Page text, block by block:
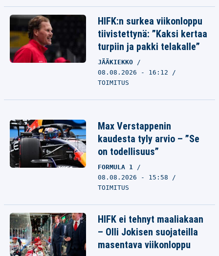
HIFK:n surkea viikonloppu
tiivistettynä: ”Kaksi kertaa
turpiin ja pakki telakalle”
JÄÄKIEKKO
08.08.2026 - 16:12
TOIMITUS
Max Verstappenin
kaudesta tyly arvio – ”Se
on todellisuus”
FORMULA 1
08.08.2026 - 15:58
TOIMITUS
HIFK ei tehnyt maaliakaan
– Olli Jokisen suojateilla
masentava viikonloppu